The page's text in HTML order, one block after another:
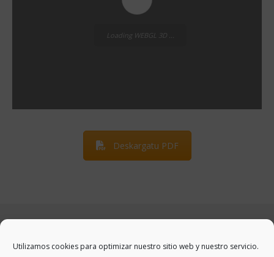
Utilizamos cookies para optimizar nuestro sitio web y nuestro servicio.
Loading WEBGL 3D ...
Deskargatu PDF